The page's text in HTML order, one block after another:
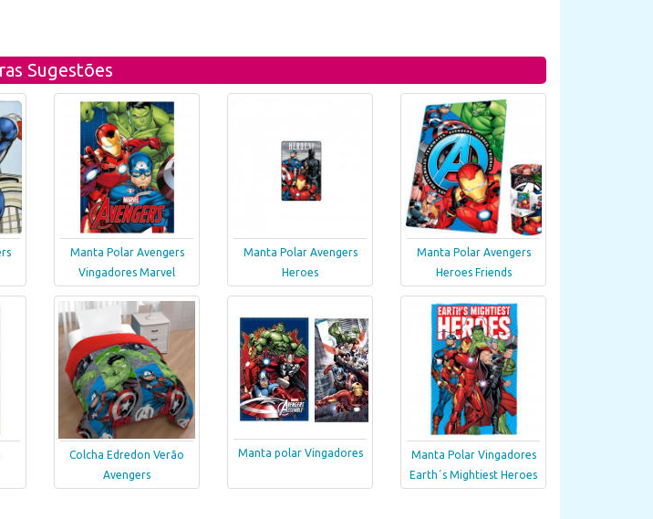
Sugestões
Manta Polar Avengers
Vingadores Marvel
Manta Polar Avengers
Heroes
Manta Polar Avengers
Heroes Friends
Colcha Edredon Verão
Avengers
Manta polar Vingadores
Manta Polar Vingadores
Earth´s Mightiest Heroes